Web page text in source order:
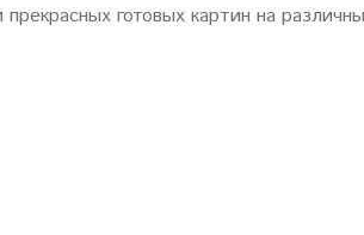
готовых картин на